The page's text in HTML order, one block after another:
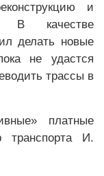
и
В качестве
делать новые
не удастся
трассы в
платные
транспорта И.